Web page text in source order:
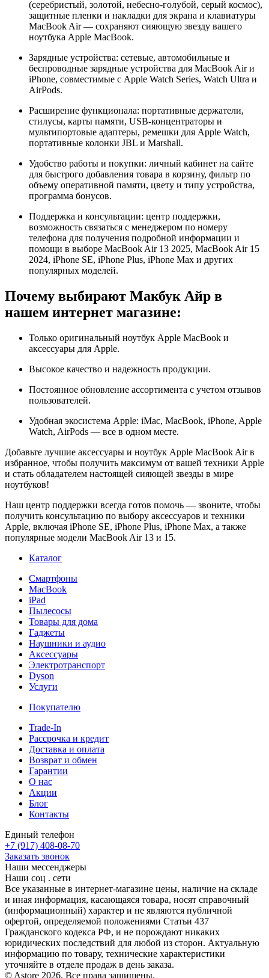
(серебристый, золотой, небесно-голубой, серый космос),
защитные пленки и накладки для экрана и клавиатуры
MacBook Air — сохраняют сияющую звезду вашего
ноутбука Apple MacBook.
Зарядные устройства: сетевые, автомобильные и
беспроводные зарядные устройства для MacBook Air и
iPhone, совместимые с Apple Watch Series, Watch Ultra и
AirPods.
Расширение функционала: портативные держатели,
стилусы, карты памяти, USB-концентраторы и
мультипортовые адаптеры, ремешки для Apple Watch,
портативные колонки JBL и Marshall.
Удобство работы и покупки: личный кабинет на сайте
для быстрого добавления товара в корзину, фильтр по
объему оперативной памяти, цвету и типу устройства,
программа бонусов.
Поддержка и консультации: центр поддержки,
возможность связаться с менеджером по номеру
телефона для получения подробной информации и
помощи в выборе MacBook Air 13 2025, MacBook Air 15
2024, iPhone SE, iPhone Plus, iPhone Max и других
популярных моделей.
Почему выбирают Макбук Айр в
нашем интернет магазине:
Только оригинальный ноутбук Apple MacBook и
аксессуары для Apple.
Высокое качество и надежность продукции.
Постоянное обновление ассортимента с учетом отзывов
пользователей.
Удобная экосистема Apple: iMac, MacBook, iPhone, Apple
Watch, AirPods — все в одном месте.
Добавьте лучшие аксессуары и ноутбук Apple MacBook Air в
избранное, чтобы получить максимум от вашей техники Apple
и стать обладателем настоящей сияющей звезды в мире
ноутбуков!
Наш центр поддержки всегда готов помочь — звоните, чтобы
получить консультацию по выбору аксессуаров и техники
Apple, включая iPhone SE, iPhone Plus, iPhone Max, а также
популярные модели MacBook Air 13 и 15.
Каталог
Смартфоны
MacBook
iPad
Пылесосы
Товары для дома
Гаджеты
Наушники и аудио
Аксессуары
Электротранспорт
Dyson
Услуги
Покупателю
Trade-In
Рассрочка и кредит
Доставка и оплата
Возврат и обмен
Гарантии
О нас
Акции
Блог
Контакты
Единый телефон
+7 (917) 408-08-70
Заказать звонок
Наши мессенджеры
Наши соц . сети
Все указанные в интернет-магазине цены, наличие на складе
и иная информация, касающаяся товара, носят справочный
(информационный) характер и не являются публичной
офертой, определяемой положениями Статьи 437
Гражданского кодекса РФ, и не порождают никаких
юридических последствий для любой из сторон. Актуальную
информацию по товару, технические характеристики
уточняйте в отделе продаж в день заказа.
© Astore 2026. Все права защищены.